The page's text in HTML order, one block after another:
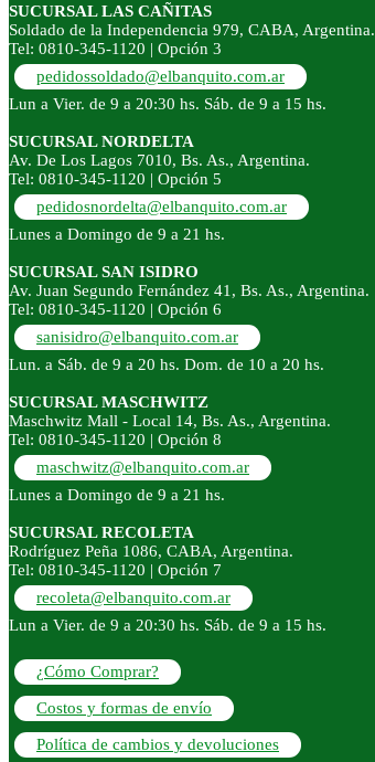
SUCURSAL LAS CAÑITAS
Soldado de la Independencia 979, CABA, Argentina.
Tel: 0810-345-1120 | Opción 3
pedidossoldado@elbanquito.com.ar
Lun a Vier. de 9 a 20:30 hs. Sáb. de 9 a 15 hs.
SUCURSAL NORDELTA
Av. De Los Lagos 7010, Bs. As., Argentina.
Tel: 0810-345-1120 | Opción 5
pedidosnordelta@elbanquito.com.ar
Lunes a Domingo de 9 a 21 hs.
SUCURSAL SAN ISIDRO
Av. Juan Segundo Fernández 41, Bs. As., Argentina.
Tel: 0810-345-1120 | Opción 6
sanisidro@elbanquito.com.ar
Lun. a Sáb. de 9 a 20 hs. Dom. de 10 a 20 hs.
SUCURSAL MASCHWITZ
Maschwitz Mall - Local 14, Bs. As., Argentina.
Tel: 0810-345-1120 | Opción 8
maschwitz@elbanquito.com.ar
Lunes a Domingo de 9 a 21 hs.
SUCURSAL RECOLETA
Rodríguez Peña 1086, CABA, Argentina.
Tel: 0810-345-1120 | Opción 7
recoleta@elbanquito.com.ar
Lun a Vier. de 9 a 20:30 hs. Sáb. de 9 a 15 hs.
¿Cómo Comprar?
Costos y formas de envío
Política de cambios y devoluciones